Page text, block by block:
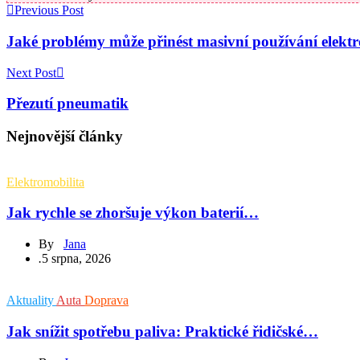
Previous Post
Jaké problémy může přinést masivní používání
Next Post
Přezutí pneumatik
Nejnovější články
Elektromobilita
Jak rychle se zhoršuje výkon baterií…
By Jana
.5 srpna, 2026
Aktuality Auta Doprava
Jak snížit spotřebu paliva: Praktické řidičské…